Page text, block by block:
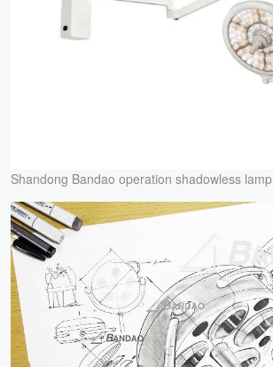
Shandong Bandao operation shadowless lamp